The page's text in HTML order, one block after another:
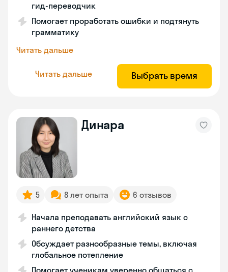
гид-переводчик
Помогает проработать ошибки и подтянуть
грамматику
Читать дальше
Читать дальше Выбрать время
Динара
5 8 лет опыта 6 отзывов
Начала преподавать английский язык с
раннего детства
Обсуждает разнообразные темы, включая
глобальное потепление
Помогает ученикам уверенно общаться с